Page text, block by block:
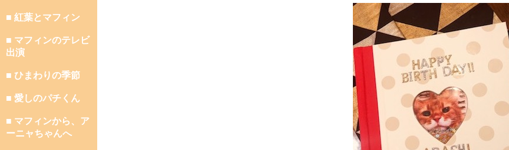
■ 紅葉とマフィン
■ マフィンのテレビ
出演
■ ひまわりの季節
■ 愛しのパチくん
■ マフィンから、ア
ーニャちゃんへ